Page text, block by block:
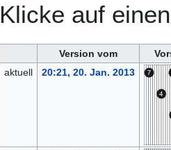
Klicke auf
Version vom
aktuell
20:21, 20. Jan. 2013